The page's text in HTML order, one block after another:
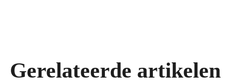
Gerelateerde artikelen